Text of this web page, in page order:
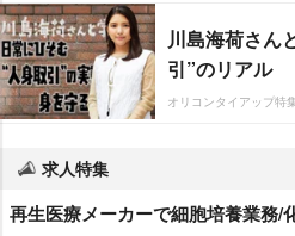
川島海荷さん
引”のリアル
オリコンタイアップ特
求人特集
再生医療メーカーで細胞培養業務/